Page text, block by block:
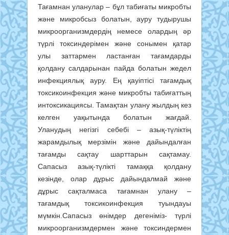
Тағамнан уланулар – бұл табиғаты микробты
және микробсыз болатын, ауру тудырушы
микроорганизмдердің немесе олардың әр
түрлі токсиндерімен және сонымен қатар
улы заттармен ластанған тағамдарды
қолдану салдарынан пайда болатын жедел
инфекциялық ауру. Ең қауіптісі тағамдық
токсикоинфекция және микробты табиғаттың
интоксикациясы. Тамақтан улану жылдың кез
келген уақытында болатын жағдай.
Уланудың негізгі себебі – азық-түліктің
жарамдылық мерзімін және дайындалған
тағамды сақтау шарттарын сақтамау.
Сапасыз азық-түлікті тамаққа қолдану
кезінде, олар дұрыс дайындалмай және
дұрыс сақталмаса тағамнан улану –
тағамдық токсикоинфекция туындауы
мүмкін.Сапасыз өнімдер дегеніміз- түрлі
микроорганизмдермен және токсиндермен